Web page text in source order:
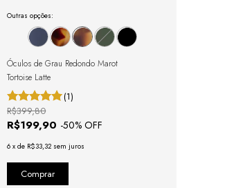
Outras opções:
Óculos de Grau Redondo Marot
Tortoise Latte
(1)
R$199,90 -50% OFF
R$399,80
6 xde R$33,32 sem juros